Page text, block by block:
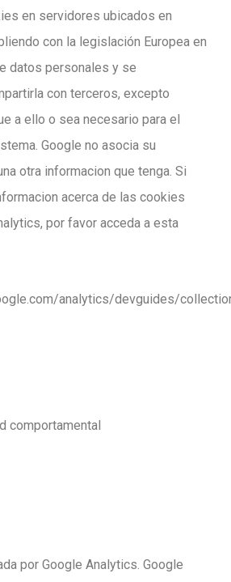
en servidores ubicados en
con la legislación Europea en
datos personales y se
con terceros, excepto
a ello o sea necesario para el
Google no asocia su
otra informacion que tenga. Si
acerca de las cookies
por favor acceda a esta
analytics/devguides/
comportamental
por Google Analytics. Google